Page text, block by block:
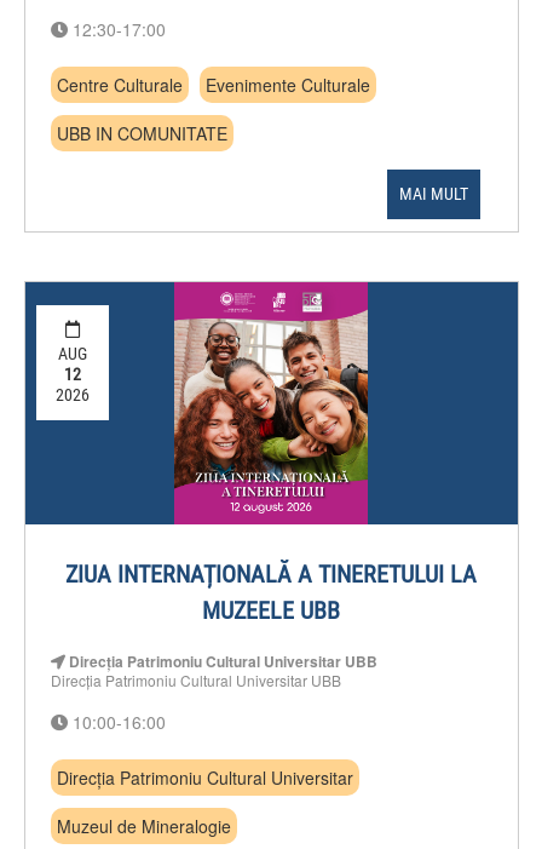
12:30-17:00
Centre Culturale
Evenimente Culturale
UBB IN COMUNITATE
MAI MULT
AUG
12
2026
ZIUA INTERNAȚIONALĂ A TINERETULUI LA
MUZEELE UBB
Direcția Patrimoniu Cultural Universitar UBB
Direcția Patrimoniu Cultural Universitar UBB
10:00-16:00
Direcția Patrimoniu Cultural Universitar
Muzeul de Mineralogie